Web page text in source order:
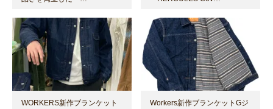
WORKERS新作ブランケット
Workers新作ブランケットGジ